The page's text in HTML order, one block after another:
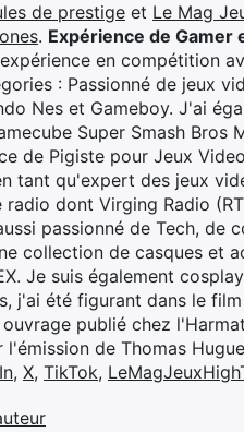
de prestige et Le Mag
. Expérience de Gamer
en compétition
: Passionné de jeux
Nes et Gameboy. J'ai
Super Smash Bros
de Pigiste pour Jeux
tant qu'expert des jeux
radio dont Virging Radio
passionné de Tech, de
collection de casques et
Je suis également
j'ai été figurant dans le
publié chez
de Thomas
, X, TikTok,